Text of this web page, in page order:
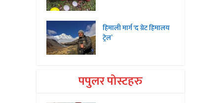
हिमाली मार्ग ‘द ग्रेट हिमालय
ट्रेल’
पपुलर पोस्टहरु